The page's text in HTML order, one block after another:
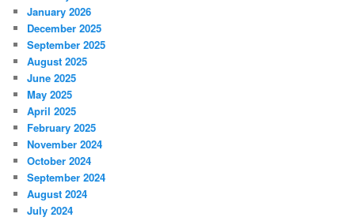
January 2026
December 2025
September 2025
August 2025
June 2025
May 2025
April 2025
February 2025
November 2024
October 2024
September 2024
August 2024
July 2024